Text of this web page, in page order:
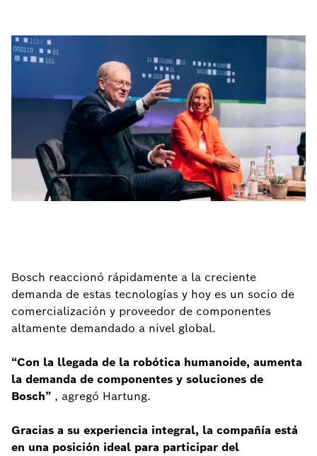
Bosch reaccionó rápidamente a la creciente
demanda de estas tecnologías y hoy es un socio de
comercialización y proveedor de componentes
altamente demandado a nivel global.
“Con la llegada de la robótica humanoide, aumenta
la demanda de componentes y soluciones de
Bosch” , agregó Hartung.
Gracias a su experiencia integral, la compañía está
en una posición ideal para participar del